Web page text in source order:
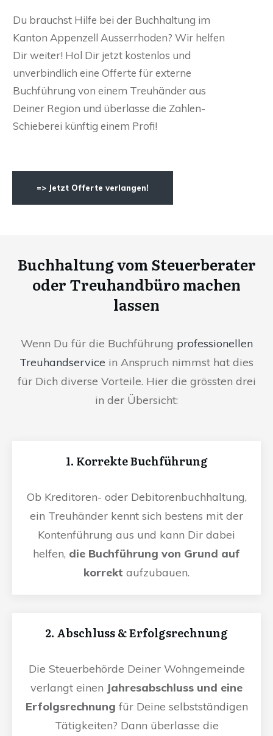
Du brauchst Hilfe bei der Buchhaltung im
Kanton Appenzell Ausserrhoden? Wir helfen
Dir weiter! Hol Dir jetzt kostenlos und
unverbindlich eine Offerte für externe
Buchführung von einem Treuhänder aus
Deiner Region und überlasse die Zahlen-
Schieberei künftig einem Profi!
=> Jetzt Offerte verlangen!
Buchhaltung vom Steuerberater
oder Treuhandbüro machen
lassen
Wenn Du für die Buchführung professionellen
Treuhandservice in Anspruch nimmst hat dies
für Dich diverse Vorteile. Hier die grössten drei
in der Übersicht:
1. Korrekte Buchführung
Ob Kreditoren- oder Debitorenbuchhaltung,
ein Treuhänder kennt sich bestens mit der
Kontenführung aus und kann Dir dabei
helfen, die Buchführung von Grund auf
korrekt aufzubauen.
2. Abschluss & Erfolgsrechnung
Die Steuerbehörde Deiner Wohngemeinde
verlangt einen Jahresabschluss und eine
Erfolgsrechnung für Deine selbstständigen
Tätigkeiten? Dann überlasse die